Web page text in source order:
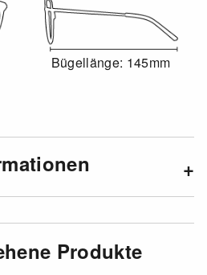
Bügellänge: 145mm
Produkte